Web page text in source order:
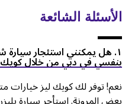
الأسئلة الشائعة
بنفسي في دبي من خلال كويك
نعم! توفر لك كويك ليز خيارات